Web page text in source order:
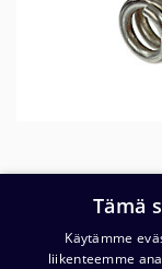
Tämä
Käytämme
liikenteemme